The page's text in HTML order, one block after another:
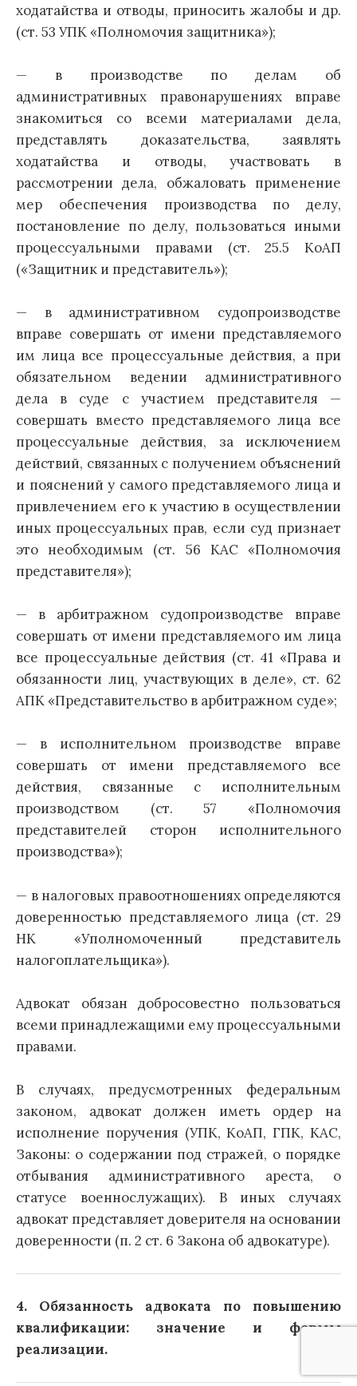
ходатайства и отводы, приносить жалобы и др.
(ст. 53 УПК «Полномочия защитника»);
— в производстве по делам об
административных правонарушениях вправе
знакомиться со всеми материалами дела,
представлять доказательства, заявлять
ходатайства и отводы, участвовать в
рассмотрении дела, обжаловать применение
мер обеспечения производства по делу,
постановление по делу, пользоваться иными
процессуальными правами (ст. 25.5 КоАП
(«Защитник и представитель»);
— в административном судопроизводстве
вправе совершать от имени представляемого
им лица все процессуальные действия, а при
обязательном ведении административного
дела в суде с участием представителя —
совершать вместо представляемого лица все
процессуальные действия, за исключением
действий, связанных с получением объяснений
и пояснений у самого представляемого лица и
привлечением его к участию в осуществлении
иных процессуальных прав, если суд признает
это необходимым (ст. 56 КАС «Полномочия
представителя»);
— в арбитражном судопроизводстве вправе
совершать от имени представляемого им лица
все процессуальные действия (ст. 41 «Права и
обязанности лиц, участвующих в деле», ст. 62
АПК «Представительство в арбитражном суде»;
— в исполнительном производстве вправе
совершать от имени представляемого все
действия, связанные с исполнительным
производством (ст. 57 «Полномочия
представителей сторон исполнительного
производства»);
— в налоговых правоотношениях определяются
доверенностью представляемого лица (ст. 29
НК «Уполномоченный представитель
налогоплательщика»).
Адвокат обязан добросовестно пользоваться
всеми принадлежащими ему процессуальными
правами.
В случаях, предусмотренных федеральным
законом, адвокат должен иметь ордер на
исполнение поручения (УПК, КоАП, ГПК, КАС,
Законы: о содержании под стражей, о порядке
отбывания административного ареста, о
статусе военнослужащих). В иных случаях
адвокат представляет доверителя на основании
доверенности (п. 2 ст. 6 Закона об адвокатуре).
4. Обязанность адвоката по повышению
квалификации: значение и формы
реализации.